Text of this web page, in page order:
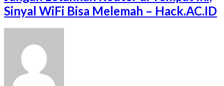
Sinyal WiFi Bisa Melemah – Hack.AC.ID